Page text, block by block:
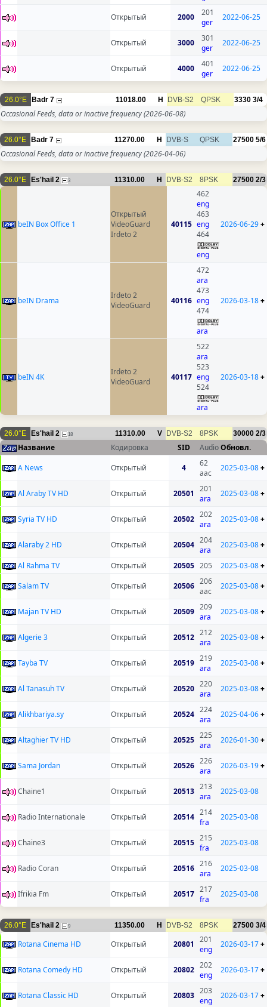
Открытый
2000
201
ger
2022-06-25
Открытый 3000
301
ger
2022-06-25
Открытый 4000
401
ger
2022-06-25
26.0°E Badr 7 11018.00 H DVB-S2 QPSK 3330 3/4
Occasional Feeds, data or inactive frequency(2026-06-08)
26.0°E Badr 7 11270.00 H DVB-S QPSK 27500 5/6
Occasional Feeds, data or inactive frequency(2026-04-06)
26.0°E Es'hail 2 3 11310.00 H DVB-S2 8PSK 27500 2/3
beIN Box Office 1
Открытый
VideoGuard
Irdeto 2
40115
462
eng
463
eng
464
eng
2026-06-29+
beIN Drama
Irdeto 2
VideoGuard
40116
472
ara
473
eng
474
ara
2026-03-18+
beIN 4K
Irdeto 2
VideoGuard
40117
522
ara
523
eng
524
ara
2026-03-18+
26.0°E Es'hail 2 18 11310.00 V DVB-S2 8PSK 30000 2/3
Название Кодировка SID AudioОбновл.
A News
Открытый 4
62
aac
2025-03-08+
Al Araby TV HD Открытый 20501
201
ara
2025-03-08+
Syria TV HD Открытый 20502 202
ara
2025-03-08+
Alaraby 2 HD Открытый 20504 204
ara
2025-03-08+
Al Rahma TV Открытый 20505 205 2025-03-08+
Salam TV
Открытый 20506 206
aac
2025-03-08+
Majan TV HD Открытый 20509 209
ara
2025-03-08+
Algerie 3 Открытый 20512 212
ara
2025-03-08+
Tayba TV Открытый 20519 219
ara
2025-03-08+
Al Tanasuh TV Открытый 20520 220
ara
2025-03-08+
Alikhbariya.sy Открытый 20524 224
ara
2025-04-06+
Altaghier TV HD Открытый 20525 225
ara
2026-01-30+
Sama Jordan Открытый 20526 226
ara
2026-03-19+
Chaine1 Открытый 20513 213
ara
2025-03-08
Radio Internationale Открытый 20514 214
fra
2025-03-08
Chaine3 Открытый 20515 215
fra
2025-03-08
Radio Coran Открытый 20516 216
ara
2025-03-08
Ifrikia Fm Открытый 20517 217
fra
2025-03-08
26.0°E Es'hail 2 9 11350.00 H DVB-S2 8PSK 27500 3/4
Rotana Cinema HD Открытый 20801
201
eng
2026-03-17+
Rotana Comedy HD Открытый 20802 202
eng
2026-03-17+
Rotana Classic HD Открытый 20803 203
eng
2026-03-17+